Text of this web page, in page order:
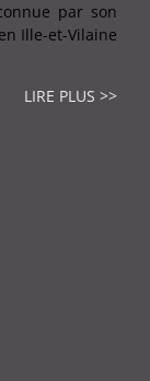
par son
Ille-et-Vilaine
LIRE PLUS >>